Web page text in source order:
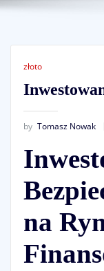
złoto
by Tomasz Nowak
na